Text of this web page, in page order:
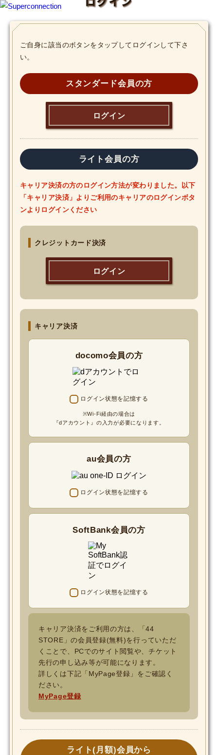
ご自身に該当のボタンをタップしてログインして下さ
い。
スタンダード会員の方
ログイン
ライト会員の方
キャリア決済の方のログイン方法が変わりました。以下
「キャリア決済」よりご利用のキャリアのログインボタ
ンよりログインください
クレジットカード決済
ログイン
キャリア決済
docomo会員の方
ログイン状態を記憶する
※Wi-Fi経由の場合は
『dアカウント』の入力が必要になります。
au会員の方
ログイン状態を記憶する
SoftBank会員の方
ログイン状態を記憶する
キャリア決済をご利用の方は、「44
STORE」の会員登録(無料)を行っていただ
くことで、PCでのサイト閲覧や、チケット
先行の申し込み等が可能になります。
詳しくは下記「MyPage登録」をご確認く
ださい。
MyPage登録
ライト(月額)会員から
INFO
SHIHO’s DIARY
STAFF DIARY
SHIHO’s VOICE
We Spy!
SPECIAL
#Throwback
MOVIE
Monostagram
DOWNLOAD
SHIHO’s Q&A